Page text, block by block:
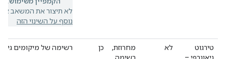
לא תיצור את המשאב או
נוסף על השינוי הזה
טירגוט
לא
מחרוזת,
כן רשימה של מיקומים